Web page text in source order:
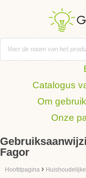
Catalogus
Om
Onze
Fagor
Hoofdpagina ›